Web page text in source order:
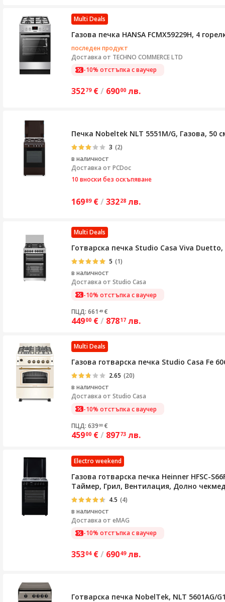
Multi Deals
Газова печка HANSA FCMX59229H, 4
последен продукт
Доставка от TECHNO COMMERCE LTD
-10% отстъпка с ваучер
35279 €/ 69000 лв.
Печка Nobeltek NLT 5551M/G, Газова,
3 (2)
в наличност
Доставка от PCDoc
10 вноски без оскъпяване
16989 €/ 33228 лв.
Multi Deals
Готварска печка Studio Casa Viva
5 (1)
в наличност
Доставка от Studio Casa
-10% отстъпка с ваучер
ПЦД: 661 49 €
44900 €/ 87817 лв.
Multi Deals
Газова готварска печка Studio Casa Fe
2.65 (20)
в наличност
Доставка от Studio Casa
-10% отстъпка с ваучер
ПЦД: 639 00 €
45900 €/ 89773 лв.
Electro weekend
Газова готварска печка Heinner HFSC-
Таймер, Грил, Вентилация, Долно
4.5 (4)
в наличност
Доставка от eMAG
-10% отстъпка с ваучер
35304 €/ 69049 лв.
Готварска печка NobelTek, NLT 5601AG/